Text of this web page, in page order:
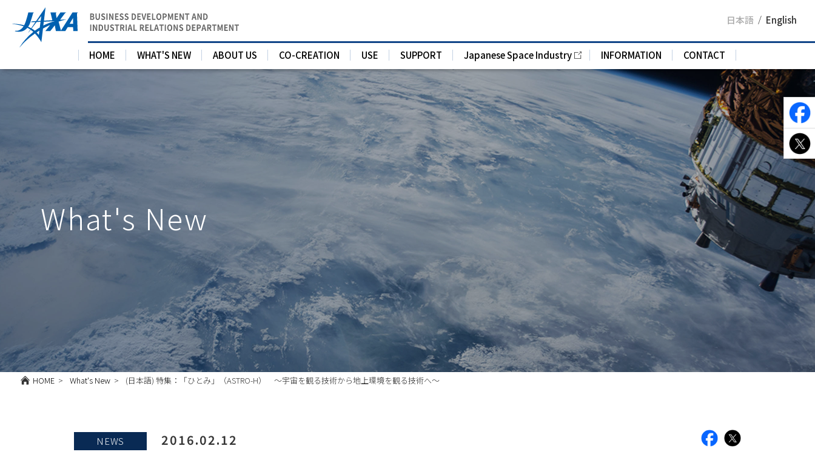
日本語 English
HOME WHAT'S NEW ABOUT US CO-CREATION USE SUPPORT Japanese Space Industry INFORMATION CONTACT
What's New
HOME What's New (日本語) 特集：「ひとみ」（ASTRO-H） ～宇宙を観る技術から地上環境を観る技術へ～
NEWS 2016.02.12 facebook